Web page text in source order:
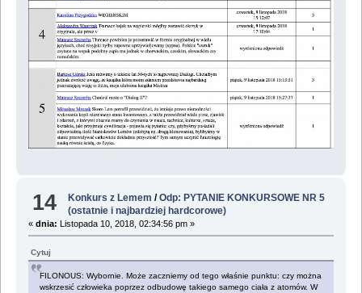
14 Konkurs z Lemem /Odp: PYTANIE KONKURSOWE NR 5
(ostatnie i najbardziej hardcorowe)
« dnia: Listopada 10, 2018, 02:34:56 pm »
Cytuj
FILONOUS: Wybornie. Może zaczniemy od tego właśnie punktu: czy można
wskrzesić człowieka poprzez odbudowę takiego samego ciała z atomów. W